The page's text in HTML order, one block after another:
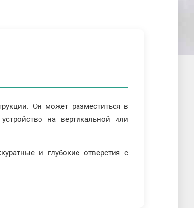
Он может разместиться в
на вертикальной или
и глубокие отверстия с